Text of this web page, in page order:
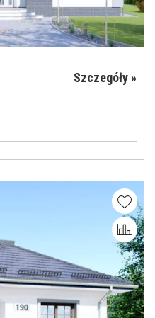
Szczegóły »